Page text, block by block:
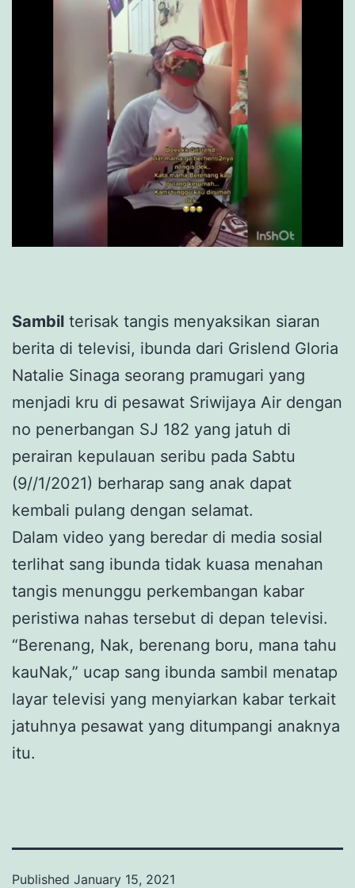
Sambil terisak tangis menyaksikan siaran
berita di televisi, ibunda dari Grislend Gloria
Natalie Sinaga seorang pramugari yang
menjadi kru di pesawat Sriwijaya Air dengan
no penerbangan SJ 182 yang jatuh di
perairan kepulauan seribu pada Sabtu
(9//1/2021) berharap sang anak dapat
kembali pulang dengan selamat.
Dalam video yang beredar di media sosial
terlihat sang ibunda tidak kuasa menahan
tangis menunggu perkembangan kabar
peristiwa nahas tersebut di depan televisi.
“Berenang, Nak, berenang boru, mana tahu
kauNak,” ucap sang ibunda sambil menatap
layar televisi yang menyiarkan kabar terkait
jatuhnya pesawat yang ditumpangi anaknya
itu.
Published January 15, 2021